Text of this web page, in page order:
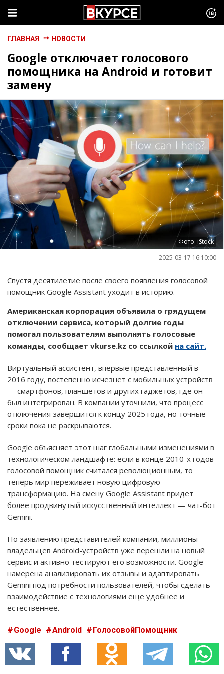
ГЛАВНАЯ НОВОСТИ
Google отключает голосового
помощника на Android и готовит
замену
Фото: iStock
2025-03-17 16:10:00
Спустя десятилетие после своего появления голосовой
помощник Google Assistant уходит в историю.
Американская корпорация объявила о грядущем
отключении сервиса, который долгие годы
помогал пользователям выполнять голосовые
команды, сообщает vkurse.kz со ссылкой на сайт.
Виртуальный ассистент, впервые представленный в
2016 году, постепенно исчезнет с мобильных устройств
— смартфонов, планшетов и других гаджетов, где он
был интегрирован. В компании уточнили, что процесс
отключения завершится к концу 2025 года, но точные
сроки пока не раскрываются.
Google объясняет этот шаг глобальными изменениями в
технологическом ландшафте: если в конце 2010-х годов
голосовой помощник считался революционным, то
теперь мир переживает новую цифровую
трансформацию. На смену Google Assistant придет
более продвинутый искусственный интеллект — чат-бот
Gemini.
По заявлению представителей компании, миллионы
владельцев Android-устройств уже перешли на новый
сервис и активно тестируют его возможности. Google
намерена анализировать их отзывы и адаптировать
Gemini под потребности пользователей, чтобы сделать
взаимодействие с технологиями еще удобнее и
естественнее.
Google Android ГолосовойПомощник